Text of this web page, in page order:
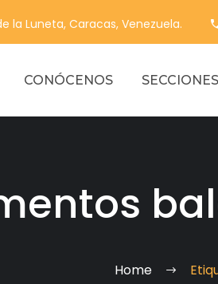
la Luneta, Caracas, Venezuela.
CONÓCENOS SECCIONES
Home